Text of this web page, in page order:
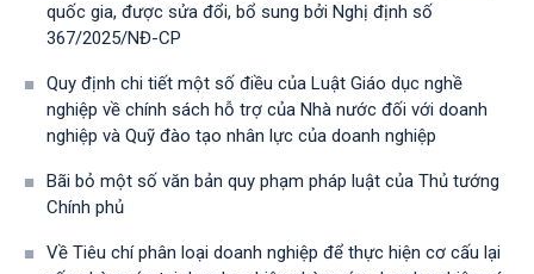
quốc gia, được sửa đổi, bổ sung bởi Nghị định số
367/2025/NĐ-СР
Quy định chi tiết một số điều của Luật Giáo dục nghề
nghiệp về chính sách hỗ trợ của Nhà nước đối với doanh
nghiệp và Quỹ đào tạo nhân lực của doanh nghiệp
Bãi bỏ một số văn bản quy phạm pháp luật của Thủ tướng
Chính phủ
Về Tiêu chí phân loại doanh nghiệp để thực hiện cơ cấu lại